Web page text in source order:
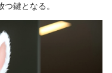
鍵となる。